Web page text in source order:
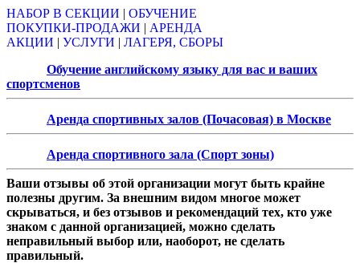
НАБОР В СЕКЦИИ | ОБУЧЕНИЕ
ПОКУПКИ-ПРОДАЖИ | АРЕНДА
АКЦИИ | УСЛУГИ | ЛАГЕРЯ, СБОРЫ
Обучение английскому языку для вас и ваших
спортсменов
Аренда спортивных залов (Почасовая) в Москве
Аренда спортивного зала (Спорт зоны)
Ваши отзывы об этой организации могут быть крайне
полезны другим. За внешним видом многое может
скрываться, и без отзывов и рекомендаций тех, кто уже
знаком с данной организацией, можно сделать
неправильный выбор или, наоборот, не сделать
правильный.